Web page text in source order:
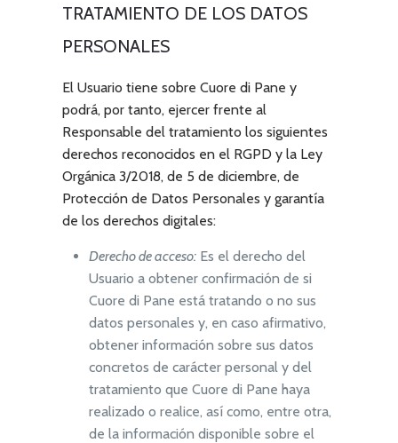
TRATAMIENTO DE LOS DATOS
PERSONALES
El Usuario tiene sobre Cuore di Pane y
podrá, por tanto, ejercer frente al
Responsable del tratamiento los siguientes
derechos reconocidos en el RGPD y la Ley
Orgánica 3/2018, de 5 de diciembre, de
Protección de Datos Personales y garantía
de los derechos digitales:
Derecho de acceso:Es el derecho del
Usuario a obtener confirmación de si
Cuore di Pane está tratando o no sus
datos personales y, en caso afirmativo,
obtener información sobre sus datos
concretos de carácter personal y del
tratamiento que Cuore di Pane haya
realizado o realice, así como, entre otra,
de la información disponible sobre el